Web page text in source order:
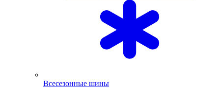
Всесезонные шины